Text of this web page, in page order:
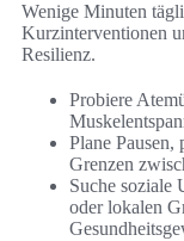
Wenige Minuten
Kurzinterventionen
Resilienz.
Probiere
Plane Pausen,
Grenzen
Suche soziale
oder lokalen